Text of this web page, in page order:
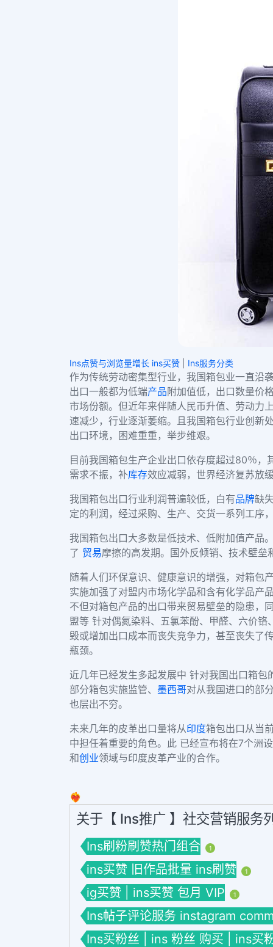
Ins点赞与浏览量增长 ins买赞 Ins服务分类
作为传统劳动密集型行业，我国箱包业一直沿
出口一般都为低端产品附加值低，出口数量价
市场份额。但近年来伴随人民币升值、劳动力
速减少，行业逐渐萎缩。且我国箱包行业创新
出口环境，困难重重，举步维艰。
目前我国箱包生产企业出口依存度超过80％，
需求不振，补库存效应减弱，世界经济复苏放
我国箱包出口行业利润普遍较低，白有品牌缺
定的利润，经过采购、生产、交货一系列工序
我国箱包出口大多数是低技术、低附加值产品
了 贸易摩擦的高发期。国外反倾销、技术壁
随着人们环保意识、健康意识的增强，对箱包
实施加强了对盟内市场化学品和含有化学品产
不但对箱包产品的出口带来贸易壁垒的隐患，
盟等 针对偶氮染料、五氯苯酚、甲醛、六价
毁或增加出口成本而丧失竞争力，甚至丧失了
瓶颈。
近几年已经发生多起发展中 针对我国出口箱包
部分箱包实施监管、 墨西哥对从我国进口的部
也层出不穷。
未来几年的皮革出口量将从印度箱包出口从当
中担任着重要的角色。此 已经宣布将在7个洲
和创业领域与印度皮革产业的合作。
❤️‍🔥
关于【 Ins推广 】社交营销服务
Ins刷粉刷赞热门组合 1
ins买赞 旧作品批量 ins刷赞 1
ig买赞 | ins买赞 包月 VIP 1
Ins帖子评论服务 instagram
Ins买粉丝 | ins 粉丝 购买 | ins买